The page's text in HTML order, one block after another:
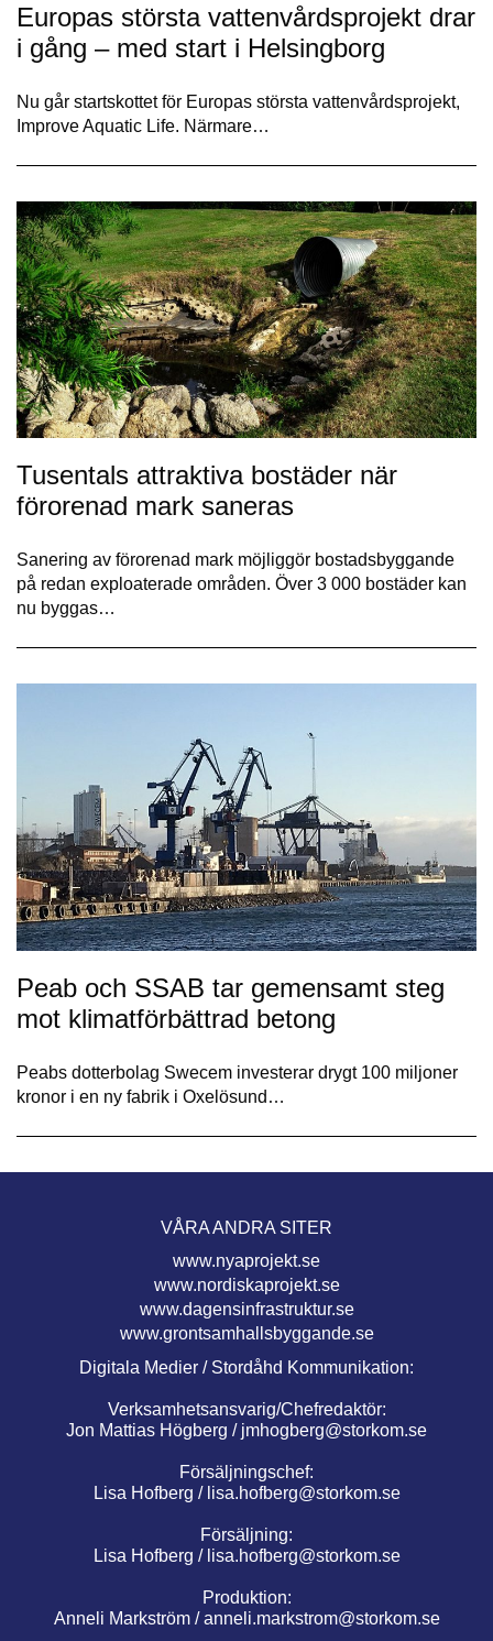
Europas största vattenvårdsprojekt drar
i gång – med start i Helsingborg
Nu går startskottet för Europas största vattenvårdsprojekt,
Improve Aquatic Life. Närmare…
Tusentals attraktiva bostäder när
förorenad mark saneras
Sanering av förorenad mark möjliggör bostadsbyggande
på redan exploaterade områden. Över 3 000 bostäder kan
nu byggas…
Peab och SSAB tar gemensamt steg
mot klimatförbättrad betong
Peabs dotterbolag Swecem investerar drygt 100 miljoner
kronor i en ny fabrik i Oxelösund…
VÅRA ANDRA SITER
www.nyaprojekt.se
www.nordiskaprojekt.se
www.dagensinfrastruktur.se
www.grontsamhallsbyggande.se
Digitala Medier / Stordåhd Kommunikation:
Verksamhetsansvarig/Chefredaktör:
Jon Mattias Högberg / jmhogberg@storkom.se
Försäljningschef:
Lisa Hofberg / lisa.hofberg@storkom.se
Försäljning:
Lisa Hofberg / lisa.hofberg@storkom.se
Produktion:
Anneli Markström /anneli.markstrom@storkom.se